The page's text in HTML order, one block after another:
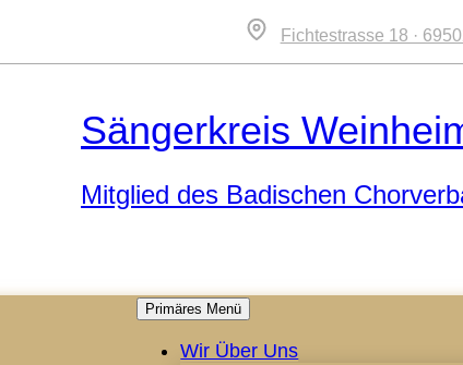
Fichtestrasse 18 ·
Sängerkreis
Mitglied des Badischen
Primäres Menü Zum
springen
Wir Über Uns